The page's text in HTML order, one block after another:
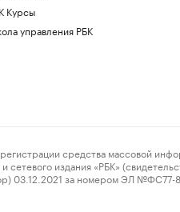
Курсы
управления РБК
средства массовой
издания «РБК»
03.12.2021 за номером ЭЛ